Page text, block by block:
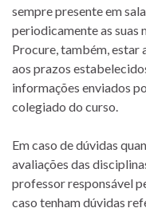
sempre presente em
periodicamente as suas
Procure, também, estar
aos prazos
informações enviados
colegiado do curso.
Em caso de dúvidas
avaliações das
professor responsável
caso tenham dúvidas